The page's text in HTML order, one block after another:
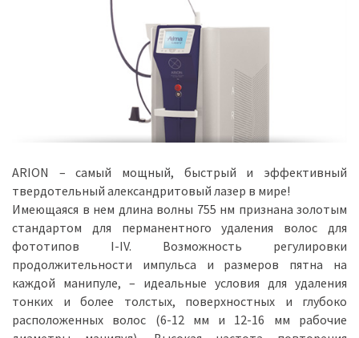
ARION – самый мощный, быстрый и эффективный
твердотельный александритовый лазер в мире!
Имеющаяся в нем длина волны 755 нм признана золотым
стандартом для перманентного удаления волос для
фототипов I-IV. Возможность регулировки
продолжительности импульса и размеров пятна на
каждой манипуле, – идеальные условия для удаления
тонких и более толстых, поверхностных и глубоко
расположенных волос (6-12 мм и 12-16 мм рабочие